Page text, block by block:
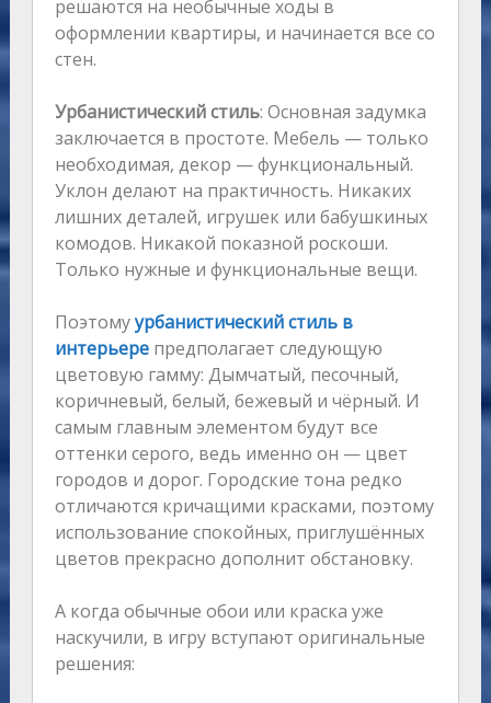
решаются на необычные ходы в
оформлении квартиры, и начинается все со
стен.
Урбанистический стиль: Основная задумка
заключается в простоте. Мебель — только
необходимая, декор — функциональный.
Уклон делают на практичность. Никаких
лишних деталей, игрушек или бабушкиных
комодов. Никакой показной роскоши.
Только нужные и функциональные вещи.
Поэтомуурбанистический стиль в
интерьерепредполагает следующую
цветовую гамму: Дымчатый, песочный,
коричневый, белый, бежевый и чёрный. И
самым главным элементом будут все
оттенки серого, ведь именно он — цвет
городов и дорог. Городские тона редко
отличаются кричащими красками, поэтому
использование спокойных, приглушённых
цветов прекрасно дополнит обстановку.
А когда обычные обои или краска уже
наскучили, в игру вступают оригинальные
решения: